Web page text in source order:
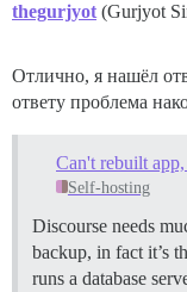
thegurjyot (Gurjyot
Отлично, я нашёл
ответу проблема
Self-hosting
Discourse needs
backup, in fact it’s
runs a database